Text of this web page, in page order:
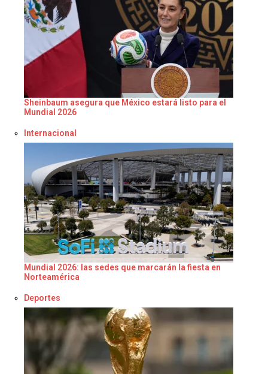
Sheinbaum asegura que México estará listo para el
Mundial 2026
Respecto a
Internacional
Mundial 2026: las sedes que marcarán la fiesta en
Norteamérica
Respecto a
Deportes